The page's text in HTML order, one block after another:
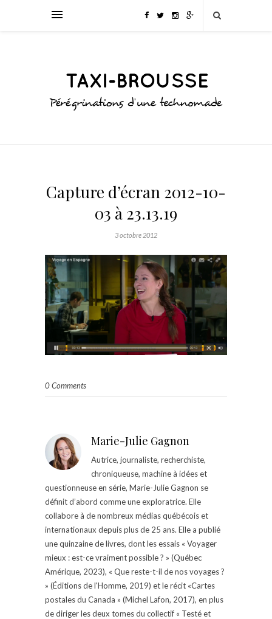
Capture d’écran 2012-10-
03 à 23.13.19
3 octobre 2012
0 Comments
Marie-Julie Gagnon
Autrice, journaliste, recherchiste,
chroniqueuse, machine à idées et
questionneuse en série, Marie-Julie Gagnon se
définit d’abord comme une exploratrice. Elle
collabore à de nombreux médias québécois et
internationaux depuis plus de 25 ans. Elle a publié
une quinzaine de livres, dont les essais « Voyager
mieux : est-ce vraiment possible ? » (Québec
Amérique, 2023), « Que reste-t-il de nos voyages ?
» (Éditions de l'Homme, 2019) et le récit «Cartes
postales du Canada » (Michel Lafon, 2017), en plus
de diriger les deux tomes du collectif « Testé et